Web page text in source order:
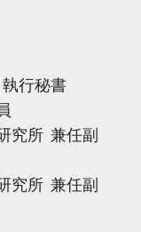
行秘書
究所 兼任副
究所 兼任副